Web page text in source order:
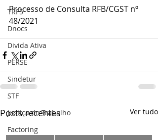
TRF5
Dnocs
Divida Ativa
PERSE
Sindetur
STF
Justiça do Trabalho
Factoring
Processo de Consulta RFB/CGST nº
48/2021
Posts recentes Ver tudo